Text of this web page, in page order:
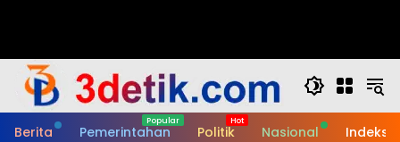
Berita Pemerintahan Politik Nasional Indeks